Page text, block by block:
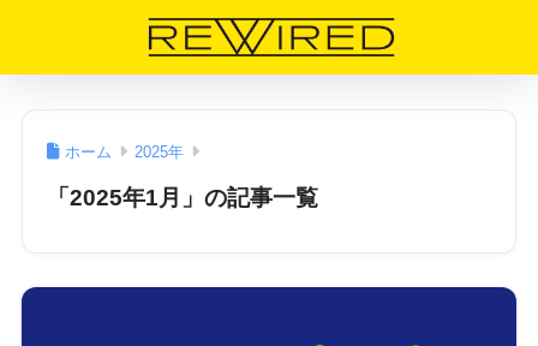
ホーム 2025年
「2025年1月」の記事一覧